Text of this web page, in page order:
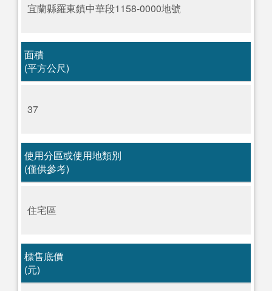
宜蘭縣羅東鎮中華段1158-0000地號
面積
(平方公尺)
37
使用分區或使用地類別
(僅供參考)
住宅區
標售底價
(元)